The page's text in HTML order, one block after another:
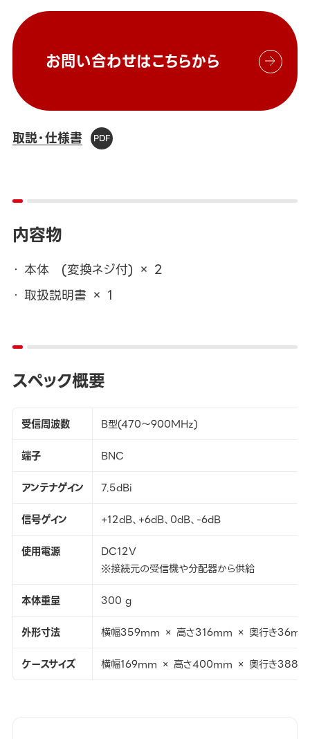
お問い合わせはこちらから
取説・仕様書
内容物
本体 (変換ネジ付) × 2
取扱説明書 × 1
スペック概要
受信周波数
B型(470～900MHz)
端子
BNC
アンテナゲイン
7.5dBi
信号ゲイン
+12dB、+6dB、0dB、-6dB
使用電源
DC12V
※接続元の受信機や分配器から供給
本体重量
300 g
外形寸法
横幅359mm × 高さ316mm × 奥行き36mm
ケースサイズ
横幅169mm × 高さ400mm × 奥行き